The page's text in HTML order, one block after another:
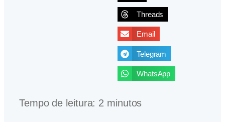
Threads
Email
Telegram
WhatsApp
Tempo de leitura: 2 minutos